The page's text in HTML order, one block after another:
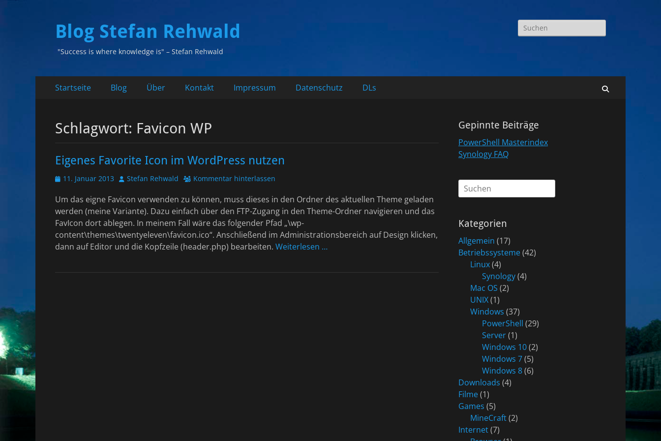
Blog Stefan Rehwald
"Success is where knowledge is" – Stefan Rehwald
Suchen
nach:
Primäres
Inhalt
Startseite Blog Über Kontakt Impressum Datenschutz DLs
Schlagwort: Favicon WP
Eigenes Favorite Icon im WordPress nutzen
Veröffentlicht
11. Januar 2013 AutorStefan Rehwald Kommentar hinterlassen
Um das eigne Favicon verwenden zu können, muss dieses in den Ordner des aktuellen Theme geladen
werden (meine Variante). Dazu einfach über den FTP-Zugang in den Theme-Ordner navigieren und das
FavIcon dort ablegen. In meinem Fall wäre das folgender Pfad „\wp-
content\themes\twentyeleven\favicon.ico“. Anschließend im Administrationsbereich auf Design klicken,
dann auf Editor und die Kopfzeile (header.php) bearbeiten. Weiterlesen …
Gepinnte Beiträge
PowerShell Masterindex
Synology FAQ
Suchen
nach:
Kategorien
Allgemein (17)
Betriebssysteme(42)
Linux(4)
Synology(4)
Mac OS (2)
UNIX(1)
Windows (37)
PowerShell (29)
Server(1)
Windows 10(2)
Windows 7(5)
Windows 8(6)
Downloads (4)
Filme(1)
Games (5)
MineCraft(2)
Internet(7)